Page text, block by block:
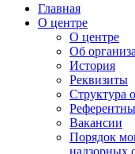
Главная
О центре
О центре
Об
История
Реквизиты
Структура
Вакансии
Порядок
надзорных